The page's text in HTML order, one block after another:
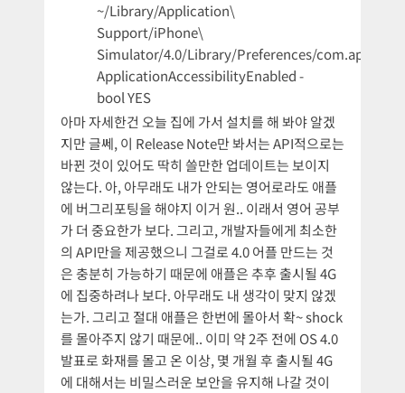
~/Library/Application\
Support/iPhone\
Simulator/4.0/Library/Preferences/
ApplicationAccessibilityEnabled -
bool YES
아마 자세한건 오늘 집에 가서 설치를 해 봐야 알겠
지만 글쎄, 이 Release Note만 봐서는 API적으로는
바뀐 것이 있어도 딱히 쓸만한 업데이트는 보이지
않는다. 아, 아무래도 내가 안되는 영어로라도 애플
에 버그리포팅을 해야지 이거 원.. 이래서 영어 공부
가 더 중요한가 보다. 그리고, 개발자들에게 최소한
의 API만을 제공했으니 그걸로 4.0 어플 만드는 것
은 충분히 가능하기 때문에 애플은 추후 출시될 4G
에 집중하려나 보다. 아무래도 내 생각이 맞지 않겠
는가. 그리고 절대 애플은 한번에 몰아서 확~ shock
를 몰아주지 않기 때문에.. 이미 약 2주 전에 OS 4.0
발표로 화재를 몰고 온 이상, 몇 개월 후 출시될 4G
에 대해서는 비밀스러운 보안을 유지해 나갈 것이